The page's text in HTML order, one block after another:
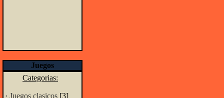
Juegos
Categorias:
· Juegos clasicos [3]